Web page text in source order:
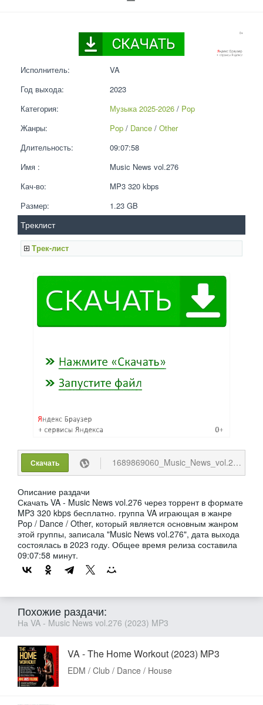
Исполнитель:
VA
Год выхода:
2023
Категория:
Музыка 2025-2026 / Pop
Жанры:
Pop / Dance / Other
Длительность:
09:07:58
Имя :
Music News vol.276
Кач-во:
MP3 320 kbps
Размер:
1.23 GB
Треклист
Трек-лист
Скачать 1689869060_Music_News_vol.276.torrent
Описание раздачи
Скачать VA - Music News vol.276 через торрент в формате
MP3 320 kbps бесплатно. группа VA играющая в жанре
Pop / Dance / Other, который является основным жанром
этой группы, записала "Music News vol.276", дата выхода
состоялась в 2023 году. Общее время релиза составила
09:07:58 минут.
Похожие раздачи:
На VA - Music News vol.276 (2023) MP3
VA - The Home Workout (2023) MP3
EDM / Club / Dance / House